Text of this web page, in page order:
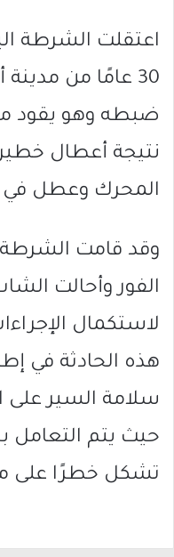
اعتقلت الشرطة
30 عامًا من
ضبطه وهو يقود
نتيجة أعطال
المحرك وعطل في
وقد قامت
الفور وأحالت
لاستكمال
هذه الحادثة في
سلامة السير على
حيث يتم التعامل
تشكل خطرًا على